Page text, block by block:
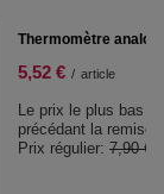
Thermomètre
5,52 € / article
Le prix le plus bas
précédant la remise:
Prix régulier: 7,90 €